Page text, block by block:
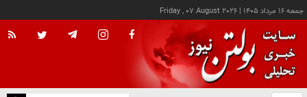
جمعه ۱۶ مرداد ۱۴۰۵ |
Friday , 07 August 2026